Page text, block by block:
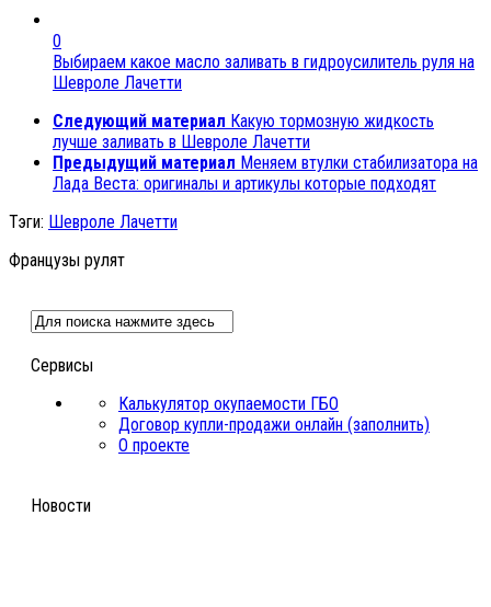
0
Выбираем какое масло заливать в гидроусилитель руля на
Шевроле Лачетти
Следующий материал Какую тормозную жидкость
лучше заливать в Шевроле Лачетти
Предыдущий материал Меняем втулки стабилизатора на
Лада Веста: оригиналы и артикулы которые подходят
Тэги: Шевроле Лачетти
Французы рулят
Сервисы
Калькулятор окупаемости ГБО
Договор купли-продажи онлайн (заполнить)
О проекте
Новости